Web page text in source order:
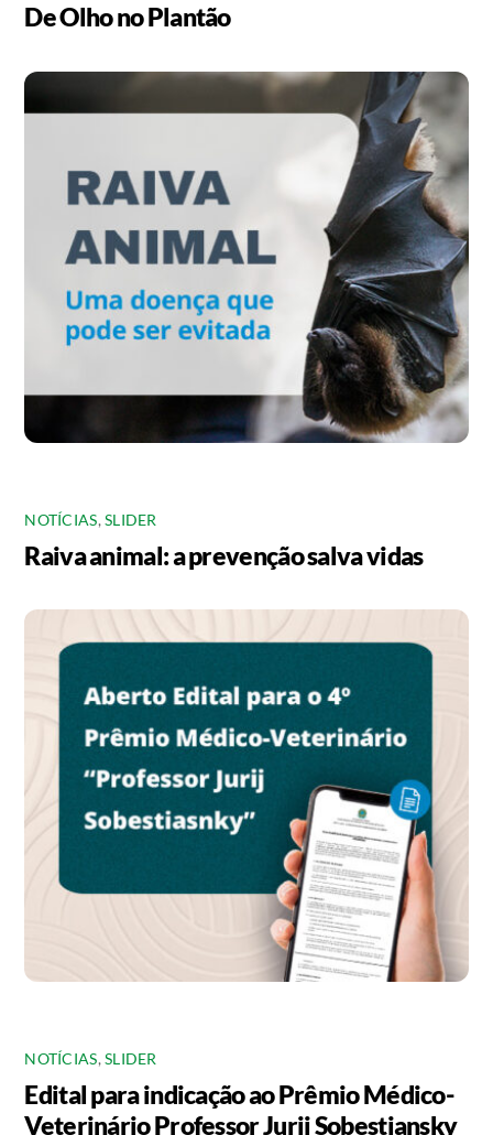
De Olho no Plantão
NOTÍCIAS,SLIDER
Raiva animal: a prevenção salva vidas
NOTÍCIAS,SLIDER
Edital para indicação ao Prêmio Médico-
Veterinário Professor Jurij Sobestiansky